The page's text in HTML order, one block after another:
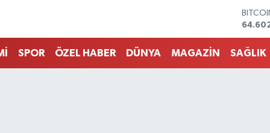
DOLAR
SPOR ÖZEL HABER DÜNYA MAGAZİN SAĞLIK